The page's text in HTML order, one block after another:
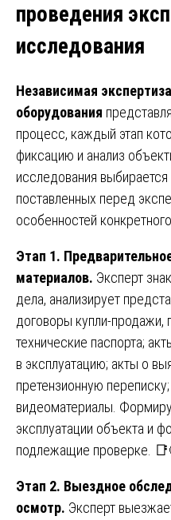
проведения
исследования
Независимая
оборудования
процесс, каждый этап
фиксацию и анализ
исследования
поставленных перед
особенностей
Этап 1.
материалов. Эксперт
дела, анализирует
договоры купли-продажи,
технические паспорта;
в эксплуатацию; акты о
претензионную
видеоматериалы.
эксплуатации объекта и
подлежащие проверке.
Этап 2. Выездное
осмотр. Эксперт